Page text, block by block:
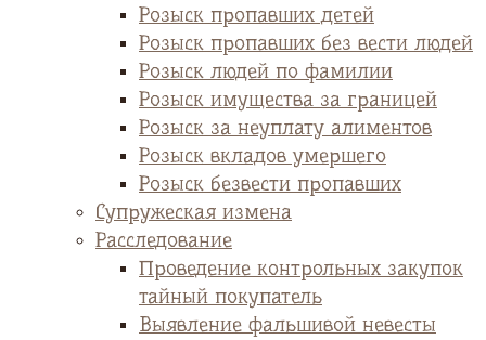
Розыск пропавших детей
Розыск пропавших без вести людей
Розыск людей по фамилии
Розыск имущества за границей
Розыск за неуплату алиментов
Розыск вкладов умершего
Розыск безвести пропавших
Супружеская измена
Расследование
Проведение контрольных закупок
тайный покупатель
Выявление фальшивой невесты